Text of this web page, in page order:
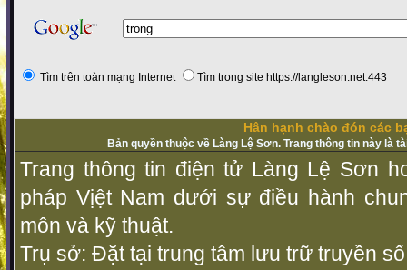
Tìm trên toàn mạng Internet Tìm trong site https://langleson.net:443
Hân hạnh chào đón các
Bản quyền thuộc về Làng Lệ Sơn. Trang thông tin này là
Trang thông tin điện tử Làng Lệ Sơn
pháp Vịệt Nam dưới sự điều hành
môn và kỹ thuật.
Trụ sở: Đặt tại trung tâm lưu trữ truyền